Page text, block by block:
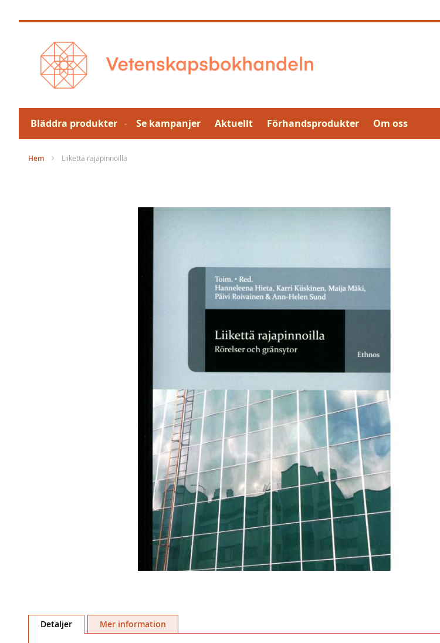
till
Bläddra produkter Se kampanjer Aktuellt Förhandsprodukter Om oss
Hem Liikettä rajapinnoilla
tillDetaljer Mer information